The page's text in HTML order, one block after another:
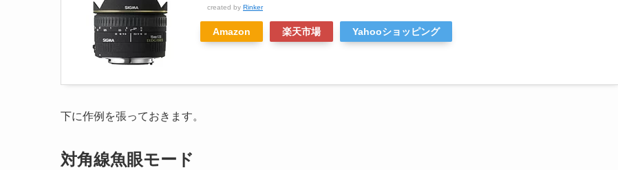
created by Rinker
Amazon 楽天市場 Yahooショッピング
下に作例を張っておきます。
対角線魚眼モード